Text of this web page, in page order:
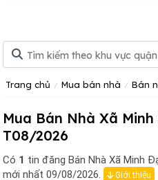
Trang chủ Mua bán nhà Bán
Mua Bán Nhà Xã
T08/2026
Có 1 tin đăng Bán Nhà Xã Minh
mới nhất 09/08/2026.
Giới thiệu